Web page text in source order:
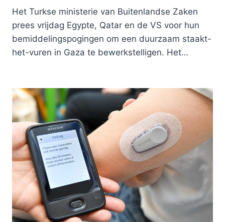
Het Turkse ministerie van Buitenlandse Zaken
prees vrijdag Egypte, Qatar en de VS voor hun
bemiddelingspogingen om een ​​duurzaam staakt-
het-vuren in Gaza te bewerkstelligen. Het…